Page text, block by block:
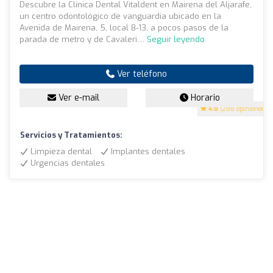
4.8 (286 opiniones)
Descubre la Clínica Dental Vitaldent en Mairena del Aljarafe,
un centro odontológico de vanguardia ubicado en la
Avenida de Mairena, 5, local 8-13, a pocos pasos de la
parada de metro y de Cavaleri.... Seguir leyendo
Ver teléfono
Ver e-mail Horario
Servicios y Tratamientos:
Limpieza dental
Implantes dentales
Urgencias dentales